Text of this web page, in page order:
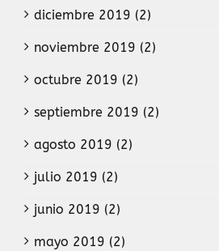
diciembre 2019 (2)
noviembre 2019 (2)
octubre 2019 (2)
septiembre 2019 (2)
agosto 2019 (2)
julio 2019 (2)
junio 2019 (2)
mayo 2019 (2)